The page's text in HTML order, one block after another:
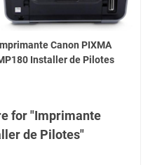
Canon PIXMA
Installer de Pilotes
for "Imprimante
de Pilotes"